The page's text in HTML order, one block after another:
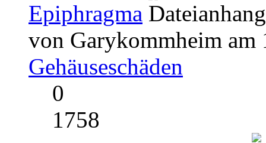
Epiphragma
von Garykommheim
Gehäuseschäden
0
1758